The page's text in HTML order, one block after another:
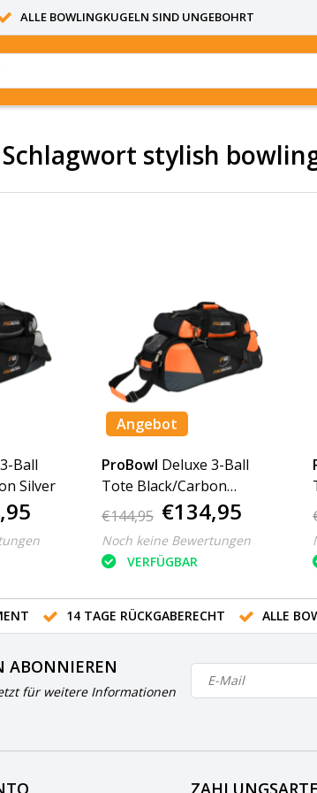
ALLE BOWLINGKUGELN SIND UNGEBOHRT
stylish
Ball
Silver
Angebot
ProBowl Deluxe 3-Ball
Tote Black/Carbon
Orange
€144,95 €134,95
Noch keine Bewertungen
VERFÜGBAR
14 TAGE RÜCKGABERECHT ALLE
ABONNIEREN
für weitere Informationen